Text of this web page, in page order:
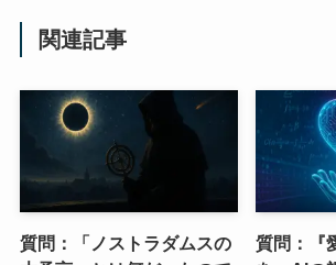
関連記事
質問：「ノストラダムスの
質問：『